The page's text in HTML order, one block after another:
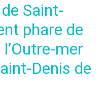
Saint-
phare de
mer
Denis de